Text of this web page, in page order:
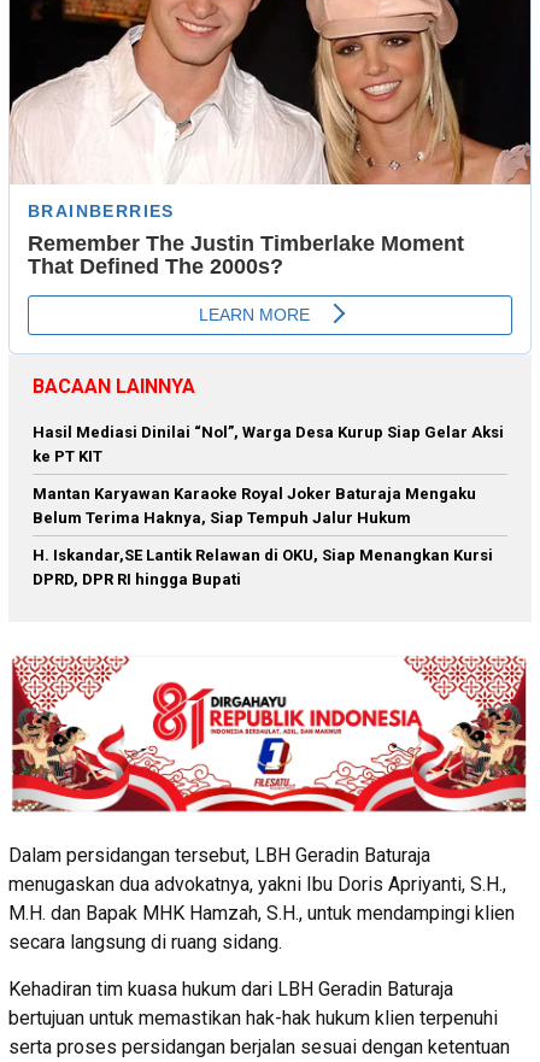
BACAAN LAINNYA
Hasil Mediasi Dinilai “Nol”, Warga Desa Kurup Siap Gelar Aksi
ke PT KIT
Mantan Karyawan Karaoke Royal Joker Baturaja Mengaku
Belum Terima Haknya, Siap Tempuh Jalur Hukum
H. Iskandar,SE Lantik Relawan di OKU, Siap Menangkan Kursi
DPRD, DPR RI hingga Bupati
Dalam persidangan tersebut, LBH Geradin Baturaja
menugaskan dua advokatnya, yakni Ibu Doris Apriyanti, S.H.,
M.H. dan Bapak MHK Hamzah, S.H., untuk mendampingi klien
secara langsung di ruang sidang.
Kehadiran tim kuasa hukum dari LBH Geradin Baturaja
bertujuan untuk memastikan hak-hak hukum klien terpenuhi
serta proses persidangan berjalan sesuai dengan ketentuan